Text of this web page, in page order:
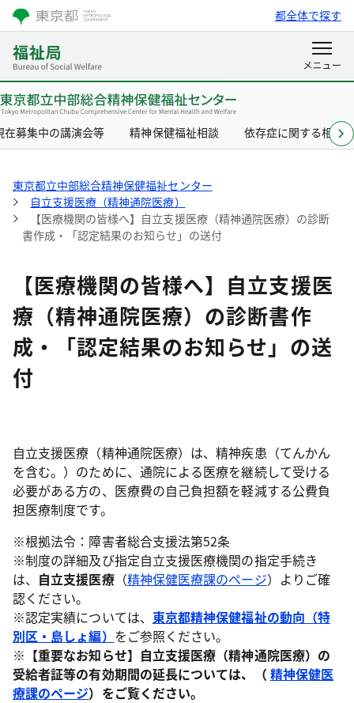
都全体で探す
在募集中の講演会等 精神保健福祉相談 依存症に関する相談
東京都立中部総合精神保健福祉センター
自立支援医療（精神通院医療）
【医療機関の皆様へ】自立支援医療（精神通院医療）の診断
書作成・「認定結果のお知らせ」の送付
【医療機関の皆様へ】自立支援医
療（精神通院医療）の診断書作
成・「認定結果のお知らせ」の送
付
自立支援医療（精神通院医療）は、精神疾患（てんかん
を含む。）のために、通院による医療を継続して受ける
必要がある方の、医療費の自己負担額を軽減する公費負
担医療制度です。
※根拠法令：障害者総合支援法第52条
※制度の詳細及び指定自立支援医療機関の指定手続き
は、 自立支援医療（精神保健医療課のページ）よりご確
認ください。
※認定実績については、 東京都精神保健福祉の動向（特
別区・島しょ編） をご参照ください。
※【重要なお知らせ】自立支援医療（精神通院医療）の
受給者証等の有効期間の延長については、（ 精神保健医
療課のページ）をご覧ください。